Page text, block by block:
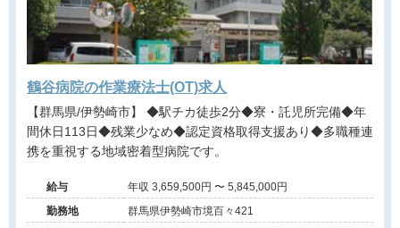
鶴谷病院の作業療法士(OT)求人
【群馬県/伊勢崎市】 ◆駅チカ徒歩2分◆寮・託児所完備◆年
間休日113日◆残業少なめ◆認定資格取得支援あり◆多職種連
携を重視する地域密着型病院です。
給与
年収 3,659,500円 〜 5,845,000円
勤務地
群馬県伊勢崎市境百々421